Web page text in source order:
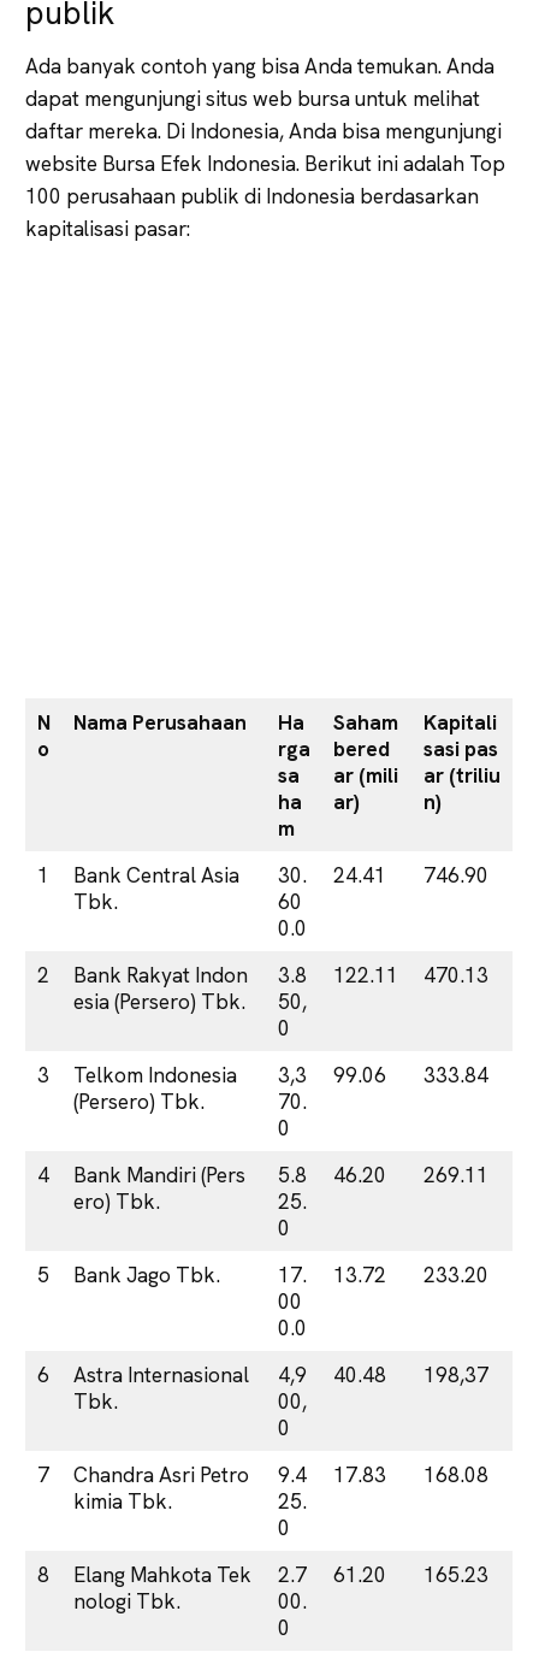
publik
Ada banyak contoh yang bisa Anda temukan. Anda
dapat mengunjungi situs web bursa untuk melihat
daftar mereka. Di Indonesia, Anda bisa mengunjungi
website Bursa Efek Indonesia. Berikut ini adalah Top
100 perusahaan publik di Indonesia berdasarkan
kapitalisasi pasar:
N
o
Nama Perusahaan
Ha
rga
sa
ha
m
Saham
bered
ar (mili
ar)
Kapitali
sasi pas
ar (triliu
n)
1
Bank Central Asia
Tbk.
30.
60
0.0
24.41 746.90
2
Bank Rakyat Indon
esia (Persero) Tbk.
3.8
50,
0
122.11 470.13
3
Telkom Indonesia
(Persero) Tbk.
3,3
70.
0
99.06 333.84
4
Bank Mandiri (Pers
ero) Tbk.
5.8
25.
0
46.20 269.11
5 Bank Jago Tbk.
17.
00
0.0
13.72 233.20
6
Astra Internasional
Tbk.
4,9
00,
0
40.48 198,37
7
Chandra Asri Petro
kimia Tbk.
9.4
25.
0
17.83 168.08
8
Elang Mahkota Tek
nologi Tbk.
2.7
00.
0
61.20 165.23